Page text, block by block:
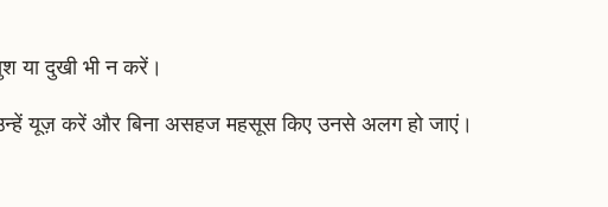
या दुखी भी न करें।
यूज़ करें और बिना असहज महसूस किए उनसे अलग हो जाएं।